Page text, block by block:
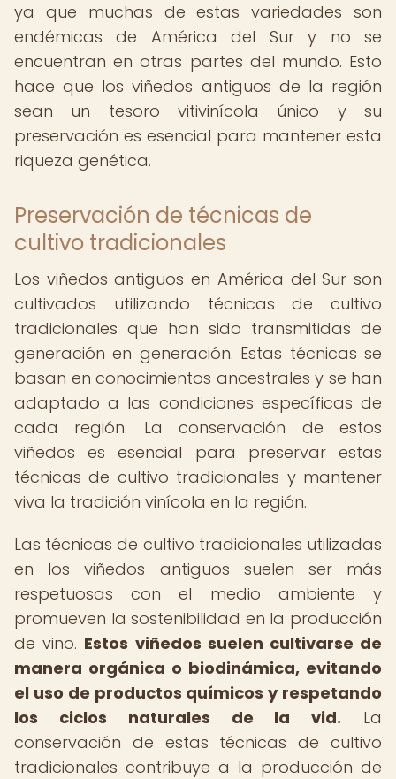
ya que muchas de estas variedades son
endémicas de América del Sur y no se
encuentran en otras partes del mundo. Esto
hace que los viñedos antiguos de la región
sean un tesoro vitivinícola único y su
preservación es esencial para mantener esta
riqueza genética.
Preservación de técnicas de
cultivo tradicionales
Los viñedos antiguos en América del Sur son
cultivados utilizando técnicas de cultivo
tradicionales que han sido transmitidas de
generación en generación. Estas técnicas se
basan en conocimientos ancestrales y se han
adaptado a las condiciones específicas de
cada región. La conservación de estos
viñedos es esencial para preservar estas
técnicas de cultivo tradicionales y mantener
viva la tradición vinícola en la región.
Las técnicas de cultivo tradicionales utilizadas
en los viñedos antiguos suelen ser más
respetuosas con el medio ambiente y
promueven la sostenibilidad en la producción
de vino. Estos viñedos suelen cultivarse de
manera orgánica o biodinámica, evitando
el uso de productos químicos y respetando
los ciclos naturales de la vid. La
conservación de estas técnicas de cultivo
tradicionales contribuye a la producción de